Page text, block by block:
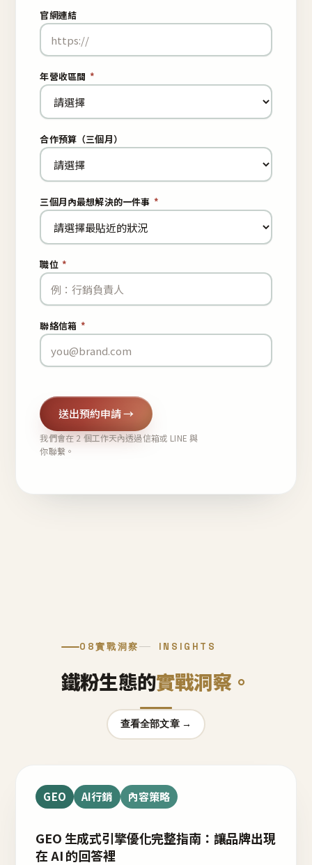
官網連結
年營收區間 *
合作預算（三個月）
三個月內最想解決的一件事 *
職位 *
聯絡信箱 *
送出預約申請 →
我們會在 2 個工作天內透過信箱或 LINE 與
你聯繫。
08實戰洞察 INSIGHTS
鐵粉生態的實戰洞察。
查看全部文章 →
GEO AI行銷 內容策略
GEO 生成式引擎優化完整指南：讓品牌出現
在 AI 的回答裡